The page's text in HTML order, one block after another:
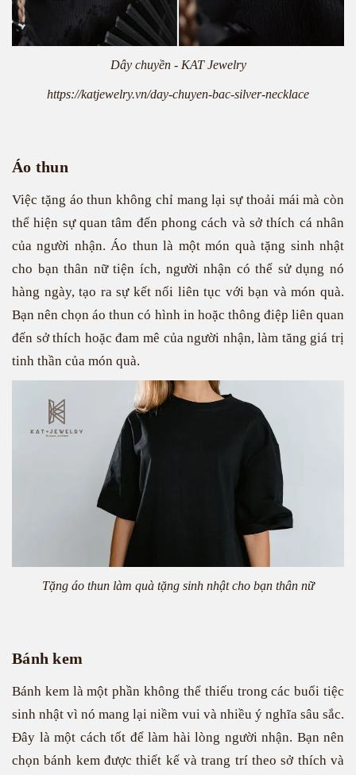
Dây chuyền - KAT Jewelry
https://katjewelry.vn/day-chuyen-bac-silver-necklace
Áo thun
Việc tặng áo thun không chỉ mang lại sự thoải mái mà còn
thể hiện sự quan tâm đến phong cách và sở thích cá nhân
của người nhận. Áo thun là một món quà tặng sinh nhật
cho bạn thân nữ tiện ích, người nhận có thể sử dụng nó
hàng ngày, tạo ra sự kết nối liên tục với bạn và món quà.
Bạn nên chọn áo thun có hình in hoặc thông điệp liên quan
đến sở thích hoặc đam mê của người nhận, làm tăng giá trị
tinh thần của món quà.
Tặng áo thun làm quà tặng sinh nhật cho bạn thân nữ
Bánh kem
Bánh kem là một phần không thể thiếu trong các buổi tiệc
sinh nhật vì nó mang lại niềm vui và nhiều ý nghĩa sâu sắc.
Đây là một cách tốt để làm hài lòng người nhận. Bạn nên
chọn bánh kem được thiết kế và trang trí theo sở thích và